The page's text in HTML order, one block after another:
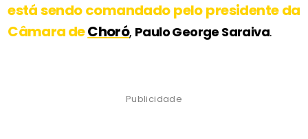
está sendo comandado pelo presidente da
Câmara deChoró, Paulo George Saraiva.
Publicidade